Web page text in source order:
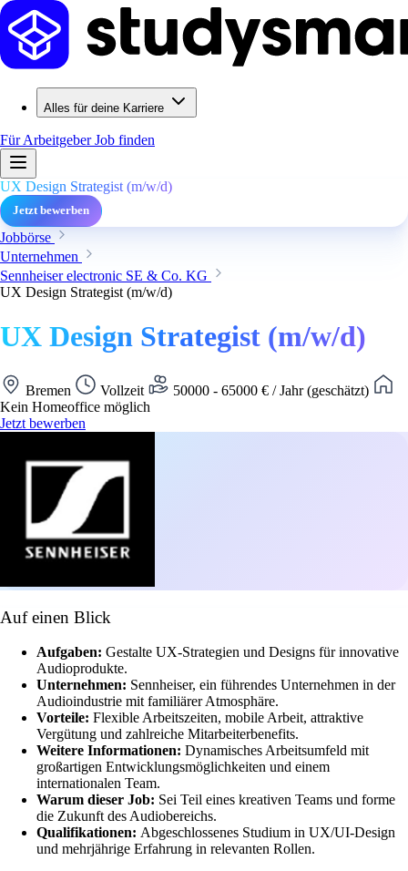
Alles für deine Karriere
Für ArbeitgeberJob finden
UX Design Strategist (m/w/d)
Jetzt bewerben
Jobbörse
Unternehmen
Sennheiser electronic SE & Co. KG
UX Design Strategist (m/w/d)
UX Design Strategist (m/w/d)
Bremen Vollzeit
50000 - 65000 € / Jahr (geschätzt)
Kein Homeoffice möglich
Jetzt bewerben
Auf einen Blick
Aufgaben: Gestalte UX-Strategien und Designs für innovative
Audioprodukte.
Unternehmen: Sennheiser, ein führendes Unternehmen in der
Audioindustrie mit familiärer Atmosphäre.
Vorteile: Flexible Arbeitszeiten, mobile Arbeit, attraktive
Vergütung und zahlreiche Mitarbeiterbenefits.
Weitere Informationen: Dynamisches Arbeitsumfeld mit
großartigen Entwicklungsmöglichkeiten und einem
internationalen Team.
Warum dieser Job: Sei Teil eines kreativen Teams und forme
die Zukunft des Audiobereichs.
Qualifikationen: Abgeschlossenes Studium in UX/UI-Design
und mehrjährige Erfahrung in relevanten Rollen.